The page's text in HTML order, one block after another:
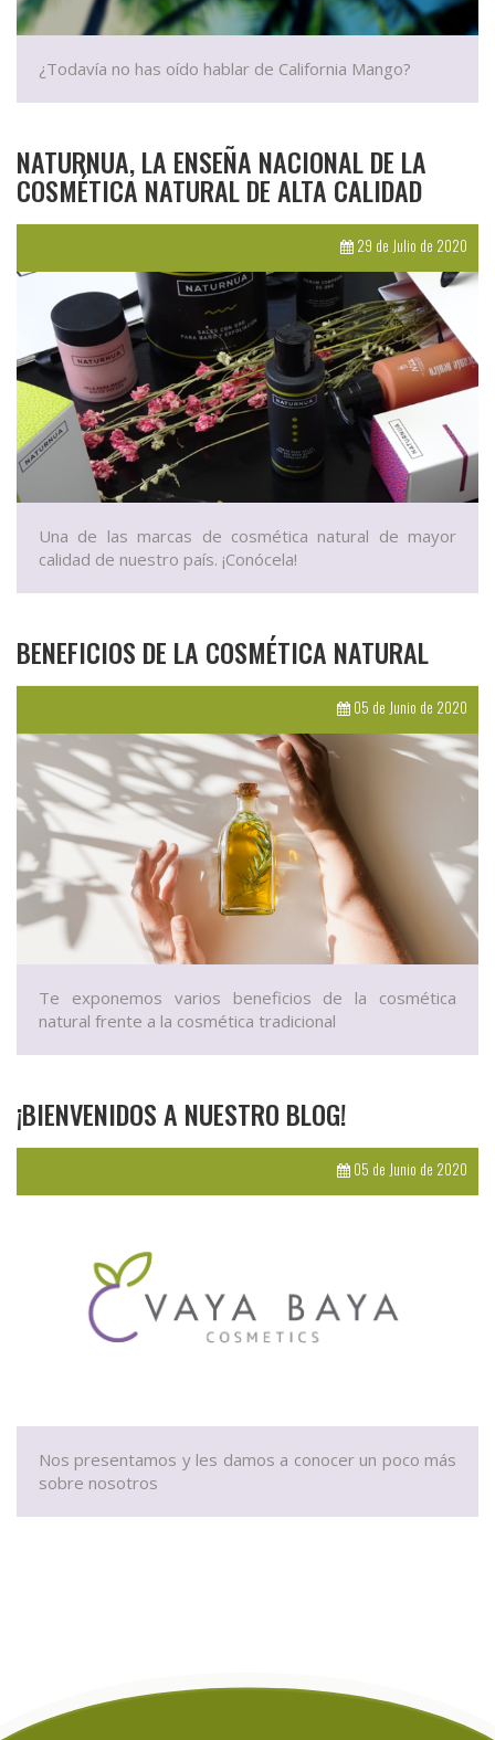
¿Todavía no has oído hablar de California Mango?
NATURNUA, LA ENSEÑA NACIONAL DE LA
COSMÉTICA NATURAL DE ALTA CALIDAD
29 de Julio de 2020
Una de las marcas de cosmética natural de mayor
calidad de nuestro país. ¡Conócela!
BENEFICIOS DE LA COSMÉTICA NATURAL
05 de Junio de 2020
Te exponemos varios beneficios de la cosmética
natural frente a la cosmética tradicional
¡BIENVENIDOS A NUESTRO BLOG!
05 de Junio de 2020
Nos presentamos y les damos a conocer un poco más
sobre nosotros